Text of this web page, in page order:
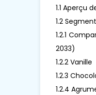
1.1 Aperçu
1.2
1.2.1
2033)
1.2.2 Vanille
1.2.3
1.2.4